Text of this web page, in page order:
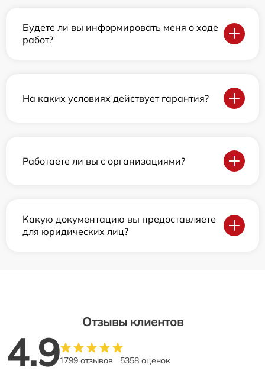
Будете ли вы информировать меня о ходе
работ?
На каких условиях действует гарантия?
Работаете ли вы с организациями?
Какую документацию вы предоставляете
для юридических лиц?
Отзывы клиентов
4.91799 отзывов 5358 оценок